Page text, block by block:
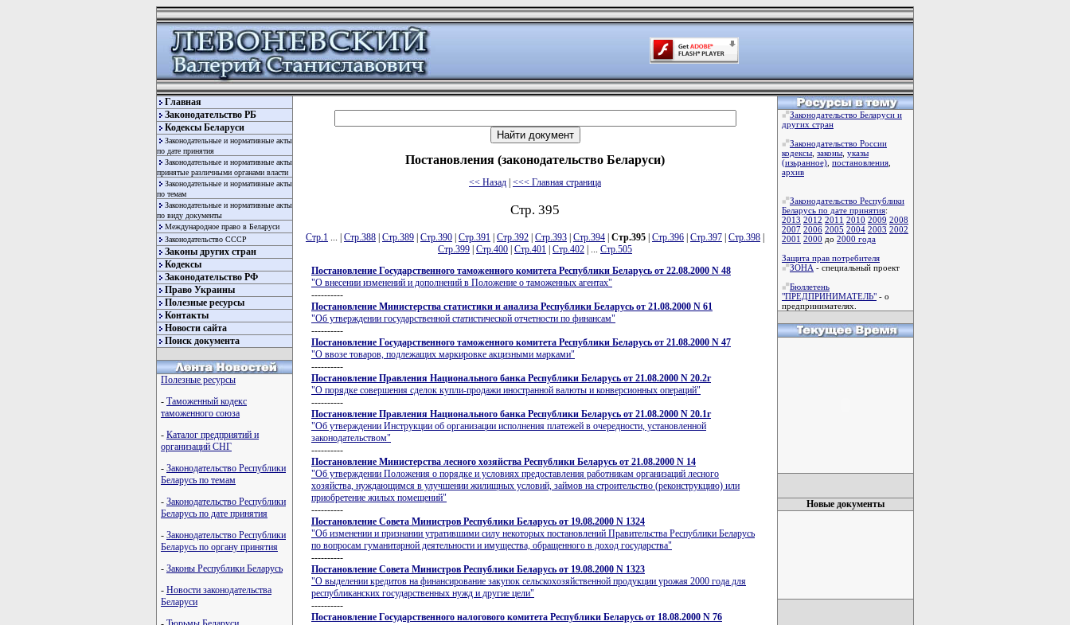
Главная
Законодательство РБ
Кодексы Беларуси
Законодательные и нормативные акты
по дате принятия
Законодательные и нормативные акты
принятые различными органами власти
Законодательные и нормативные акты
по темам
Законодательные и нормативные акты
по виду документы
Международное право в Беларуси
Законодательство СССР
Законы других стран
Кодексы
Законодательство РФ
Право Украины
Полезные ресурсы
Контакты
Новости сайта
Поиск документа
Полезные ресурсы
- Таможенный кодекс
таможенного союза
- Каталог предприятий и
организаций СНГ
- Законодательство Республики
Беларусь по темам
- Законодательство Республики
Беларусь по дате принятия
- Законодательство Республики
Беларусь по органу принятия
- Законы Республики Беларусь
- Новости законодательства
Беларуси
Постановления (законодательство Беларуси)
<< Назад <<< Главная страница
Стр. 395
Стр.1 ... | Стр.388 Стр.389 Стр.390 Стр.391 Стр.392 Стр.393 Стр.394 Стр.395 Стр.396 Стр.397 Стр.398
Стр.399 Стр.400 Стр.401 Стр.402 | ... Стр.505
Постановление Государственного таможенного комитета Республики Беларусь от 22.08.2000 N 48
"О внесении изменений и дополнений в Положение о таможенных агентах"
----------
Постановление Министерства статистики и анализа Республики Беларусь от 21.08.2000 N 61
"Об утверждении государственной статистической отчетности по финансам"
----------
Постановление Государственного таможенного комитета Республики Беларусь от 21.08.2000 N 47
"О ввозе товаров, подлежащих маркировке акцизными марками"
----------
Постановление Правления Национального банка Республики Беларусь от 21.08.2000 N 20.2г
"О порядке совершения сделок купли-продажи иностранной валюты и конверсионных операций"
----------
Постановление Правления Национального банка Республики Беларусь от 21.08.2000 N 20.1г
"Об утверждении Инструкции об организации исполнения платежей в очередности, установленной
законодательством"
----------
Постановление Министерства лесного хозяйства Республики Беларусь от 21.08.2000 N 14
"Об утверждении Положения о порядке и условиях предоставления работникам организаций лесного
хозяйства, нуждающимся в улучшении жилищных условий, займов на строительство (реконструкцию) или
приобретение жилых помещений"
----------
Постановление Совета Министров Республики Беларусь от 19.08.2000 N 1324
"Об изменении и признании утратившими силу некоторых постановлений Правительства Республики Беларусь
по вопросам гуманитарной деятельности и имущества, обращенного в доход государства"
----------
Постановление Совета Министров Республики Беларусь от 19.08.2000 N 1323
"О выделении кредитов на финансирование закупок сельскохозяйственной продукции урожая 2000 года для
республиканских государственных нужд и другие цели"
----------
Постановление Государственного налогового комитета Республики Беларусь от 18.08.2000 N 76
Законодательство Беларуси и
других стран
Законодательство России
кодексы законы указы
(изьранное) постановления
архив
Законодательство Республики
Беларусь по дате принятия:
2013 2012 2011 2010 2009 2008
2007 2006 2005 2004 2003 2002
2001 2000 до 2000 года
Защита прав потребителя
ЗОНА - специальный проект
Бюллетень
"ПРЕДПРИНИМАТЕЛЬ" - о
предпринимателях.
Новые документы